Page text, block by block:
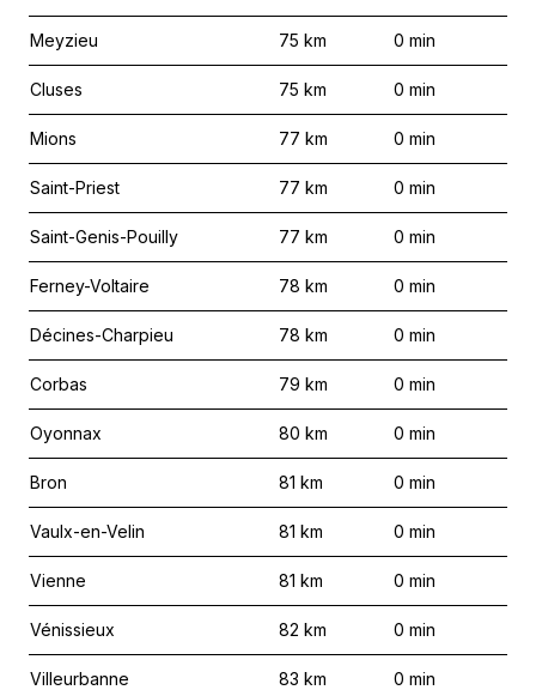
Meyzieu 75 km 0 min
Cluses 75 km 0 min
Mions 77 km 0 min
Saint-Priest 77 km 0 min
Saint-Genis-Pouilly 77 km 0 min
Ferney-Voltaire 78 km 0 min
Décines-Charpieu 78 km 0 min
Corbas 79 km 0 min
Oyonnax 80 km 0 min
Bron 81 km 0 min
Vaulx-en-Velin 81 km 0 min
Vienne 81 km 0 min
Vénissieux 82 km 0 min
Villeurbanne 83 km 0 min